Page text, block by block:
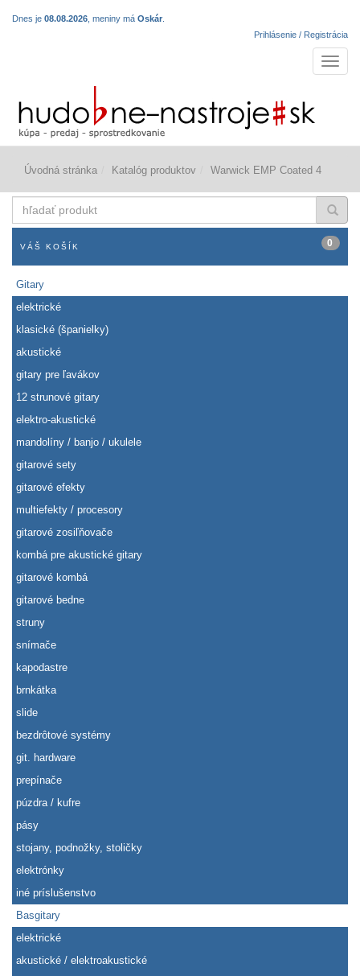
Dnes je 08.08.2026 , meniny má Oskár
Prihlásenie / Registrácia
Úvodná stránka Katalóg produktov Warwick EMP Coated 4
produkt
VÁŠ KOŠÍK 0
Gitary
elektrické
klasické (španielky)
akustické
gitary pre ľavákov
12 strunové gitary
elektro-akustické
mandolíny / banjo / ukulele
gitarové sety
gitarové efekty
multiefekty / procesory
gitarové zosiľňovače
kombá pre akustické gitary
gitarové kombá
gitarové bedne
struny
snímače
kapodastre
brnkátka
slide
bezdrôtové systémy
git. hardware
prepínače
púzdra / kufre
pásy
stojany, podnožky, stoličky
elektrónky
iné príslušenstvo
Basgitary
elektrické
akustické / elektroakustické